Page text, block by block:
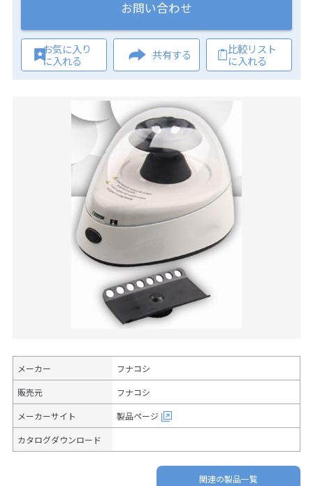
お問い合わせ
お気に入り
に入れる
共有する
比較リスト
に入れる
メーカー フナコシ
販売元 フナコシ
メーカーサイト 製品ページ
カタログダウンロード
関連の製品一覧